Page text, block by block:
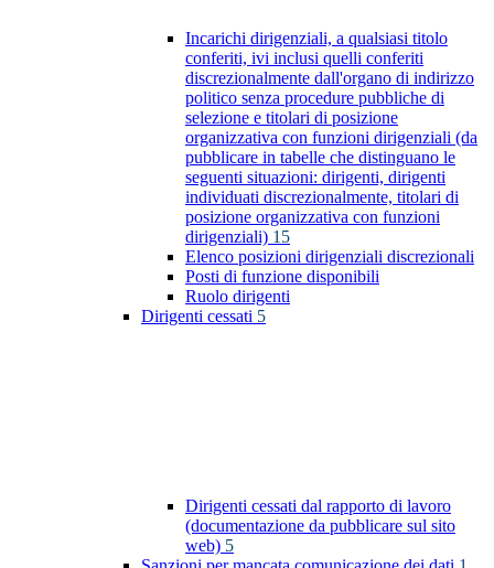
Incarichi dirigenziali, a qualsiasi titolo
conferiti, ivi inclusi quelli conferiti
discrezionalmente dall'organo di indirizzo
politico senza procedure pubbliche di
selezione e titolari di posizione
organizzativa con funzioni dirigenziali (da
pubblicare in tabelle che distinguano le
seguenti situazioni: dirigenti, dirigenti
individuati discrezionalmente, titolari di
posizione organizzativa con funzioni
dirigenziali) 15
Elenco posizioni dirigenziali discrezionali
Posti di funzione disponibili
Ruolo dirigenti
Dirigenti cessati 5
Dirigenti cessati dal rapporto di lavoro
(documentazione da pubblicare sul sito
web) 5